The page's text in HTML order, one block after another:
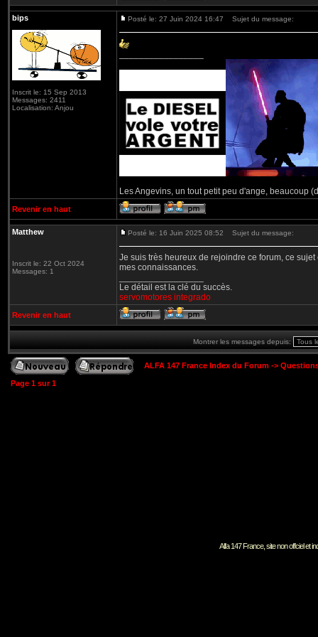
bips
Inscrit le: 15 Sep 2013
Messages: 2411
Localisation: Anjou
Posté le: 27 Juin 2024 16:47 Sujet du message:
Les Angevins, un tout petit peu d'ange, beaucoup
Revenir en haut
Matthew
Inscrit le: 22 Oct 2024
Messages: 1
Posté le: 16 Juin 2025 08:52 Sujet du message:
Je suis très heureux de rejoindre ce forum, ce
mes connaissances.
Le détail est la clé du succès.
servomotores integrado
Revenir en haut
Montrer les messages depuis:
ALFA 147 France Index du Forum ->
Page 1 sur1
Alfa 147 France, site non offciel et